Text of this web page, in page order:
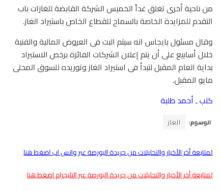
من ناحية أخرى تغلق غداً الخميس الشركة القابضة للغازات باب
التقدم للمزايدة الخاصة بالسماح للقطاع الخاص باستيراد الغاز.
وقال مسئول بايجاس انه سيتم البت فى العروض المالية والفنية
خلال أسابيع على أن يتم إعلان الشركات الفائزة برخص الاستيراد
بداية العام المقبل لتبدأ فى استيراد الغاز وتوريده للسوق المحلى
مايو المقبل.
كتب ـ أحمد طلبة
الوسوم: الغاز
لمتابعة أخر الأخبار والتحليلات من جريدة البورصة عبر واتس اب اضغط هنا
لمتابعة أخر الأخبار والتحليلات من جريدة البورصة عبر التليجرام اضغط هنا